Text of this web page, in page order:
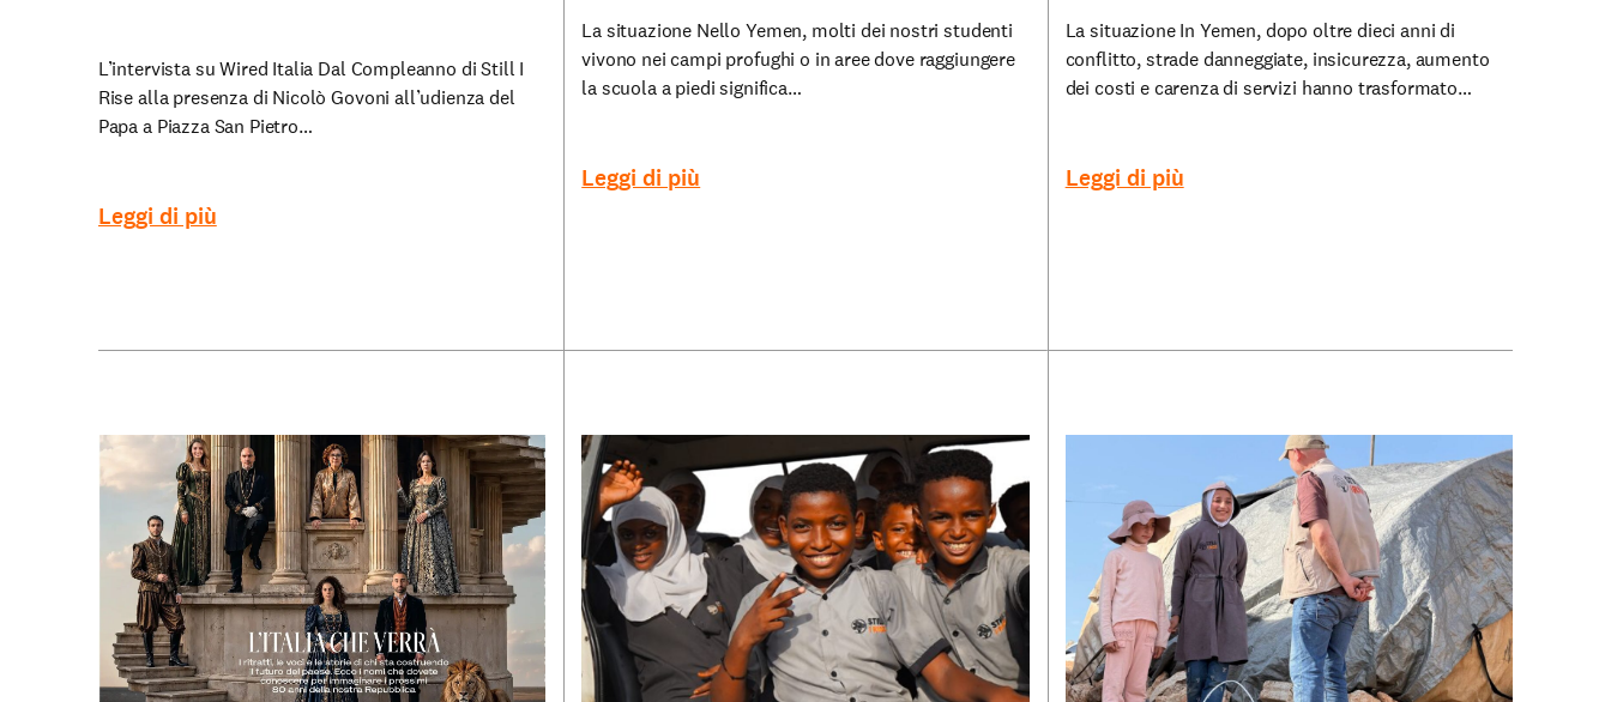
Le nostre Scuole
L’intervista su Wired Italia Dal Compleanno di Still I
Rise alla presenza di Nicolò Govoni all’udienza del
Papa a Piazza San Pietro…
Leggi di più
La situazione Nello Yemen, molti dei nostri studenti
vivono nei campi profughi o in aree dove raggiungere
la scuola a piedi significa…
Leggi di più
La situazione In Yemen, dopo oltre dieci anni di
conflitto, strade danneggiate, insicurezza, aumento
dei costi e carenza di servizi hanno trasformato…
Leggi di più